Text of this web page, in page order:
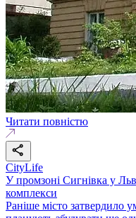
Читати повністю
CityLife
У промзоні Сигнівка у
комплекси
Раніше місто затвердило